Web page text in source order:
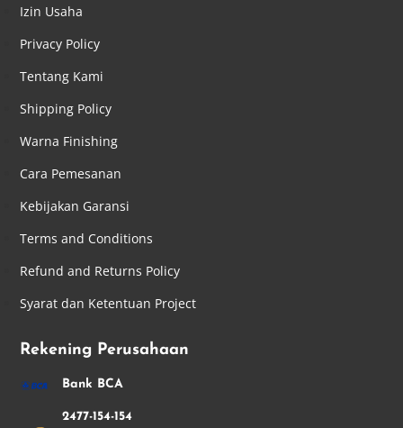
Izin Usaha
Privacy Policy
Tentang Kami
Shipping Policy
Warna Finishing
Cara Pemesanan
Kebijakan Garansi
Terms and Conditions
Refund and Returns Policy
Syarat dan Ketentuan Project
Rekening Perusahaan
Bank BCA
2477-154-154